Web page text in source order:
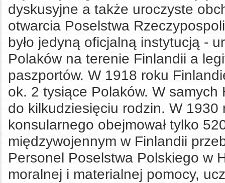
dyskusyjne a także uroczyste
otwarcia Poselstwa
było jedyną oficjalną instytucją -
Polaków na terenie Finlandii a
paszportów. W 1918 roku
ok. 2 tysiące Polaków. W samych
do kilkudziesięciu rodzin. W
konsularnego obejmował tylko
międzywojennym w Finlandii
Personel Poselstwa Polskiego w
moralnej i materialnej pomocy,